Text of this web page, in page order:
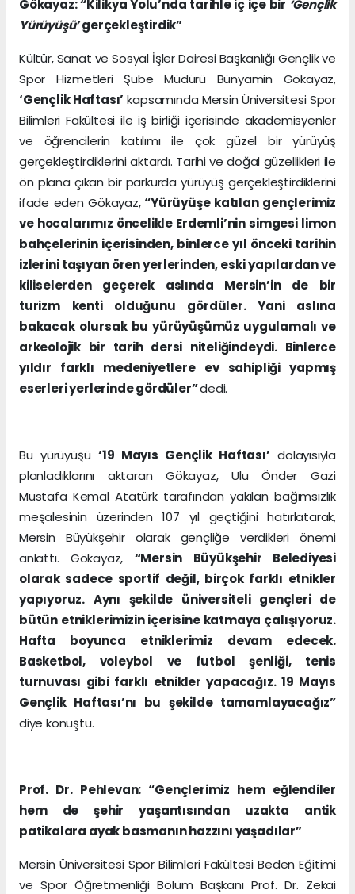
Gökayaz: “Kilikya Yolu’nda tarihle iç içe bir ‘Gençlik
Yürüyüşü’gerçekleştirdik”
Kültür, Sanat ve Sosyal İşler Dairesi Başkanlığı Gençlik ve
Spor Hizmetleri Şube Müdürü Bünyamin Gökayaz,
‘Gençlik Haftası’ kapsamında Mersin Üniversitesi Spor
Bilimleri Fakültesi ile iş birliği içerisinde akademisyenler
ve öğrencilerin katılımı ile çok güzel bir yürüyüş
gerçekleştirdiklerini aktardı. Tarihi ve doğal güzellikleri ile
ön plana çıkan bir parkurda yürüyüş gerçekleştirdiklerini
ifade eden Gökayaz,“Yürüyüşe katılan gençlerimiz
ve hocalarımız öncelikle Erdemli’nin simgesi limon
bahçelerinin içerisinden, binlerce yıl önceki tarihin
izlerini taşıyan ören yerlerinden, eski yapılardan ve
kiliselerden geçerek aslında Mersin’in de bir
turizm kenti olduğunu gördüler. Yani aslına
bakacak olursak bu yürüyüşümüz uygulamalı ve
arkeolojik bir tarih dersi niteliğindeydi. Binlerce
yıldır farklı medeniyetlere ev sahipliği yapmış
eserleri yerlerinde gördüler”dedi.
Bu yürüyüşü ‘19 Mayıs Gençlik Haftası’ dolayısıyla
planladıklarını aktaran Gökayaz, Ulu Önder Gazi
Mustafa Kemal Atatürk tarafından yakılan bağımsızlık
meşalesinin üzerinden 107 yıl geçtiğini hatırlatarak,
Mersin Büyükşehir olarak gençliğe verdikleri önemi
anlattı. Gökayaz, “Mersin Büyükşehir Belediyesi
olarak sadece sportif değil, birçok farklı etnikler
yapıyoruz. Aynı şekilde üniversiteli gençleri de
bütün etniklerimizin içerisine katmaya çalışıyoruz.
Hafta boyunca etniklerimiz devam edecek.
Basketbol, voleybol ve futbol şenliği, tenis
turnuvası gibi farklı etnikler yapacağız. 19 Mayıs
Gençlik Haftası’nı bu şekilde tamamlayacağız”
diye konuştu.
Prof. Dr. Pehlevan: “Gençlerimiz hem eğlendiler
hem de şehir yaşantısından uzakta antik
patikalara ayak basmanın hazzını yaşadılar”
Mersin Üniversitesi Spor Bilimleri Fakültesi Beden Eğitimi
ve Spor Öğretmenliği Bölüm Başkanı Prof. Dr. Zekai